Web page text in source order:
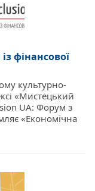
фінансової
культурно-
«Мистецький
UA: Форум з
«Економічна